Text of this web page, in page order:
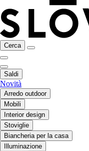
Cerca
Saldi
Novità
Arredo outdoor
Mobili
Interior design
Stoviglie
Biancheria per la casa
Illuminazione